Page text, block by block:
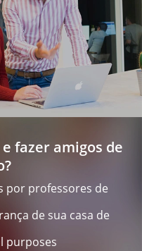
fazer amigos de
por professores de
de sua casa de
purposes